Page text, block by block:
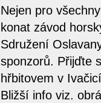
Nejen pro
konat závod
Sdružení
sponzorů. Přijďte
hřbitovem v
Bližší info viz.